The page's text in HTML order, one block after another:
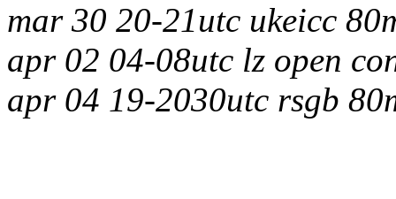
mar 30 20-21utc ukeicc
apr 02 04-08utc lz open
apr 04 19-2030utc rsgb